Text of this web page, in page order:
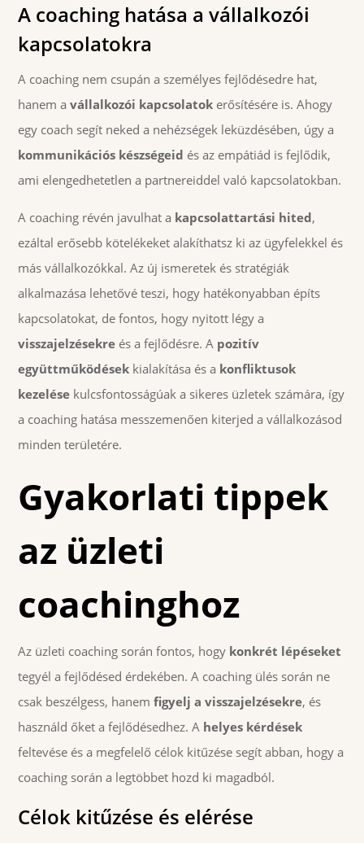
A coaching hatása a vállalkozói
kapcsolatokra
A coaching nem csupán a személyes fejlődésedre hat,
hanem avállalkozói kapcsolatok erősítésére is. Ahogy
egy coach segít neked a nehézségek leküzdésében, úgy a
kommunikációs készségeid és az empátiád is fejlődik,
ami elengedhetetlen a partnereiddel való kapcsolatokban.
A coaching révén javulhat a kapcsolattartási hited,
ezáltal erősebb kötelékeket alakíthatsz ki az ügyfelekkel és
más vállalkozókkal. Az új ismeretek és stratégiák
alkalmazása lehetővé teszi, hogy hatékonyabban építs
kapcsolatokat, de fontos, hogy nyitott légy a
visszajelzésekre és a fejlődésre. A pozitív
együttműködések kialakítása és a konfliktusok
kezelése kulcsfontosságúak a sikeres üzletek számára, így
a coaching hatása messzemenően kiterjed a vállalkozásod
minden területére.
Gyakorlati tippek
az üzleti
coachinghoz
Az üzleti coaching során fontos, hogy konkrét lépéseket
tegyél a fejlődésed érdekében. A coaching ülés során ne
csak beszélgess, hanemfigyelj a visszajelzésekre, és
használd őket a fejlődésedhez. A helyes kérdések
feltevése és a megfelelő célok kitűzése segít abban, hogy a
coaching során a legtöbbet hozd ki magadból.
Célok kitűzése és elérése